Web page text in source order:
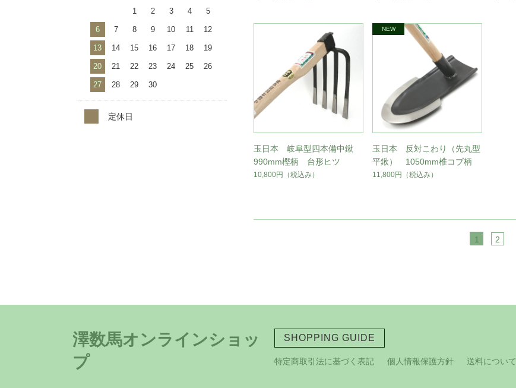
玉日本 岐阜型四本備中鍬
990mm樫柄 台形ヒツ
10,800円 （税込み）
玉日本 反対こわり（先丸型
平鍬） 1050mm椎コブ柄
11,800円 （税込み）
1 2
1
2 3 4 5
6 7 8 9 10 11 12
13 14 15 16 17 18 19
20 21 22 23 24 25 26
27 28 29 30
定休日
SHOPPING GUIDE
特定商取引法に基づく表記 個人情報保護方針 送料について
澤数馬オンラインショッ
プ